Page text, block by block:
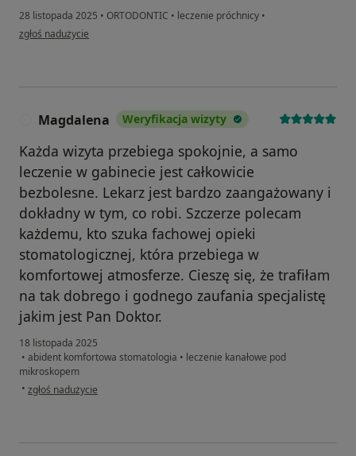
28 listopada 2025 • ORTODONTIC • leczenie próchnicy •
w opinii użytkownika Błażej
zgłoś nadużycie
Magdalena Weryfikacja wizyty
Każda wizyta przebiega spokojnie, a samo
leczenie w gabinecie jest całkowicie
bezbolesne. Lekarz jest bardzo zaangażowany i
dokładny w tym, co robi. Szczerze polecam
każdemu, kto szuka fachowej opieki
stomatologicznej, która przebiega w
komfortowej atmosferze. Cieszę się, że trafiłam
na tak dobrego i godnego zaufania specjalistę
jakim jest Pan Doktor.
18 listopada 2025
• abident komfortowa stomatologia • leczenie kanałowe pod
mikroskopem
• w opinii użytkownika Magdalena
zgłoś nadużycie